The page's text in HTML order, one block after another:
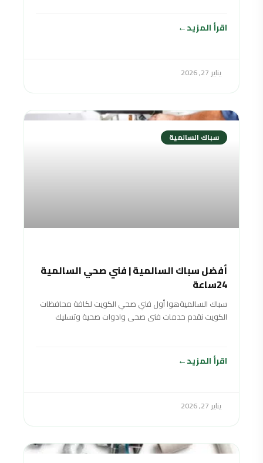
اقرأ المزيد
يناير 27, 2026
سباك السالمية
أفضل سباك السالمية | فني صحي السالمية
24ساعة
سباك السالميةهوا أول فني صحي الكويت لكافة محافظات
الكويت نقدم خدمات فنى صحى وادوات صحية وتسليك
اقرأ المزيد
يناير 27, 2026